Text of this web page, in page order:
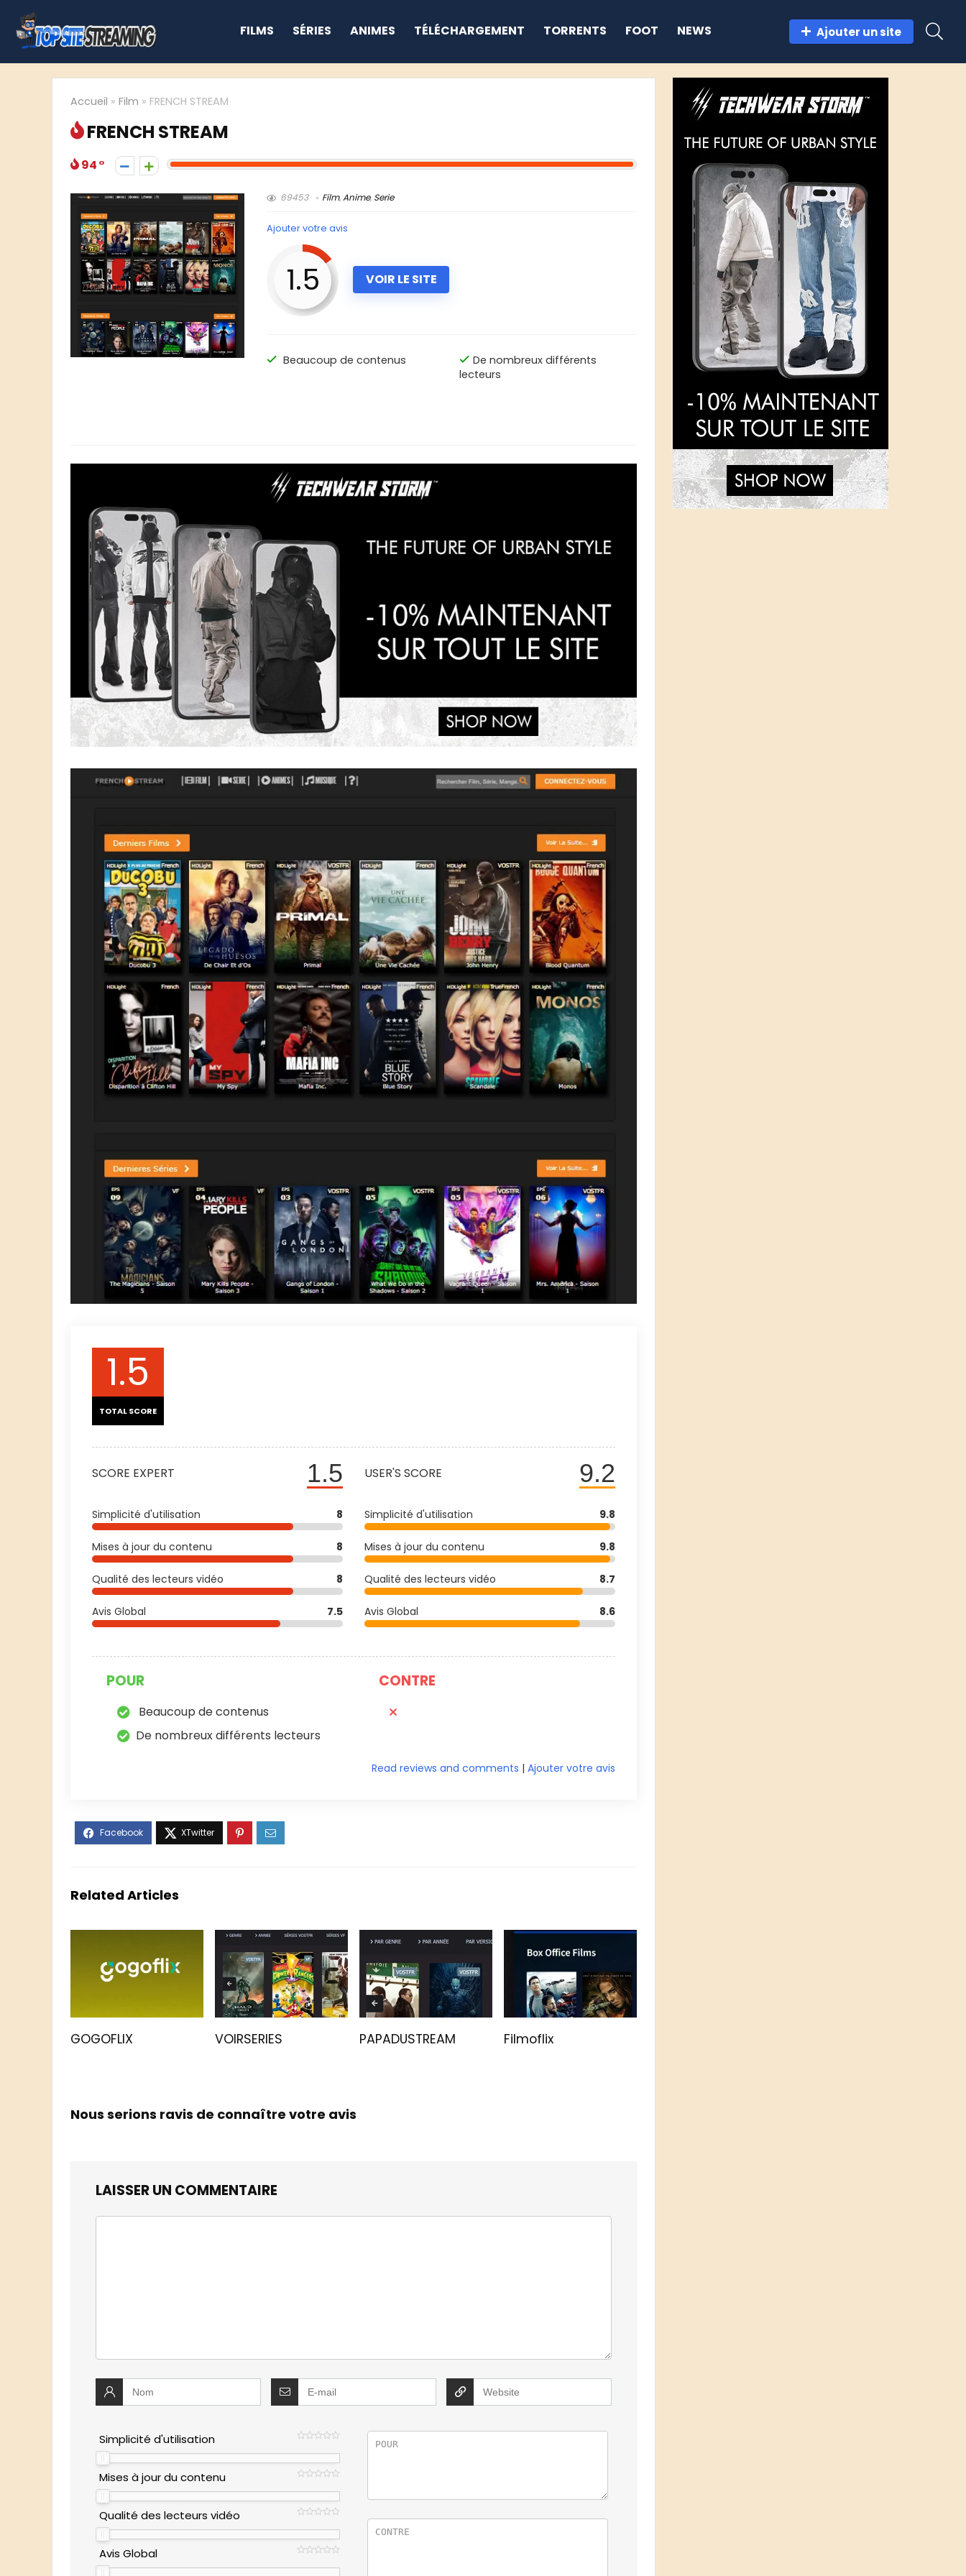
FILMS SÉRIES ANIMES TÉLÉCHARGEMENT TORRENTS FOOT NEWS Ajouter un site
Accueil » Film » FRENCH STREAM
FRENCH STREAM
94
69453 Film,Anime, Serie
Ajouter votre avis
1.5 VOIR LE SITE
Beaucoup de contenus
De nombreux différents
lecteurs
1.5
TOTAL SCORE
1.5
SCORE EXPERT
Simplicité d'utilisation 8
Mises à jour du contenu 8
Qualité des lecteurs vidéo 8
Avis Global 7.5
9.2
USER'S SCORE
Simplicité d'utilisation 9.8
Mises à jour du contenu 9.8
Qualité des lecteurs vidéo 8.7
Avis Global 8.6
POUR
Beaucoup de contenus
De nombreux différents lecteurs
CONTRE
Ajouter votre avis
|
Read reviews and comments
Related Articles
GOGOFLIX VOIRSERIES PAPADUSTREAM Filmoflix
Nous serions ravis de connaître votre avis
LAISSER UN COMMENTAIRE
Simplicité d'utilisation
Mises à jour du contenu
Qualité des lecteurs vidéo
Avis Global